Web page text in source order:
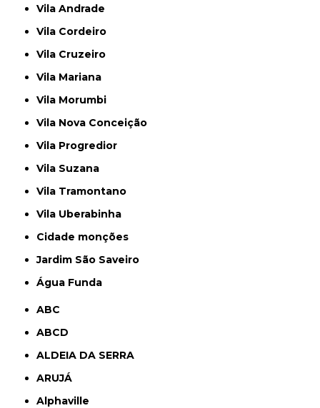
Vila Andrade
Vila Cordeiro
Vila Cruzeiro
Vila Mariana
Vila Morumbi
Vila Nova Conceição
Vila Progredior
Vila Suzana
Vila Tramontano
Vila Uberabinha
cidade monções
jardim São Saveiro
Água Funda
ABC
ABCD
ALDEIA DA SERRA
ARUJÁ
Alphaville